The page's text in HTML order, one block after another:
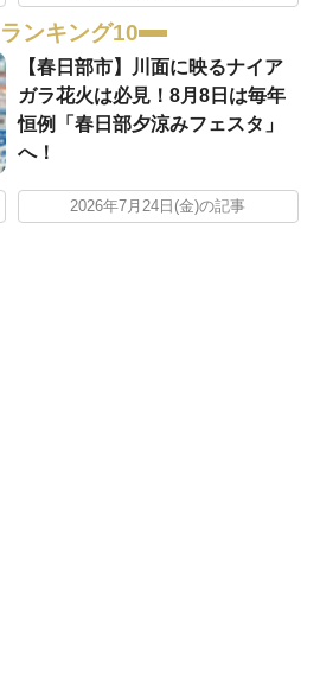
ランキング10
【春日部市】川面に映るナイア
ガラ花火は必見！8月8日は毎年
恒例「春日部夕涼みフェスタ」
へ！
2026年7月24日(金)の記事